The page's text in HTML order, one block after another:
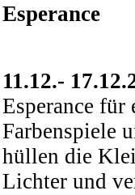
Esperance
11.12.-
Esperance
Farbenspiele
hüllen die
Lichter und